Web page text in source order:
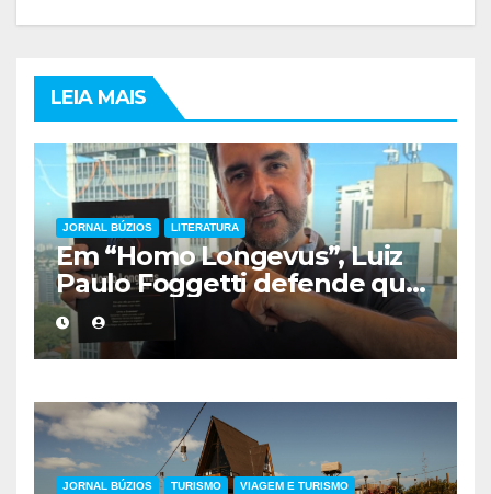
LEIA MAIS
JORNAL BÚZIOS LITERATURA
Em “Homo Longevus”, Luiz
Paulo Foggetti defende que
viver mais exigirá uma nova
forma de encarar a vida
JORNAL BÚZIOS TURISMO VIAGEM E TURISMO